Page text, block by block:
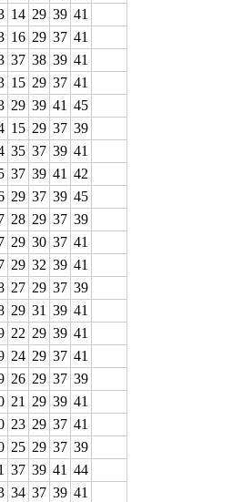
14 29 39 41
16 29 37 41
37 38 39 41
15 29 37 41
29 39 41 45
15 29 37 39
35 37 39 41
37 39 41 42
29 37 39 45
28 29 37 39
29 30 37 41
29 32 39 41
27 29 37 39
29 31 39 41
22 29 39 41
24 29 37 41
26 29 37 39
21 29 39 41
23 29 37 41
25 29 37 39
37 39 41 44
34 37 39 41